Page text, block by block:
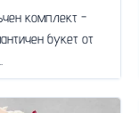
комплект -
букет от